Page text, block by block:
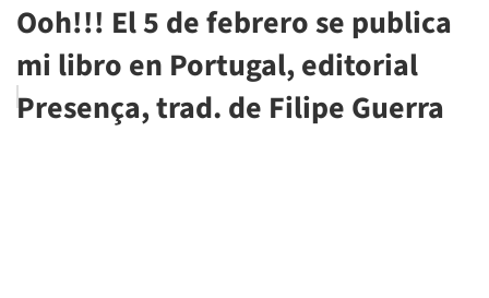
Ooh!!! El 5 de febrero se publica
mi libro en Portugal, editorial
Presença, trad. de Filipe Guerra